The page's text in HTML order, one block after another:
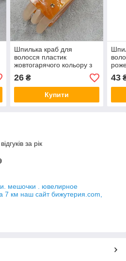
Шпилька краб для
волосся пластик
жовтогарячого кольору з
жовтими стразами, що
переливаються, розмір
50х35 мм
26₴
Купити
із
43
за рік
мешочки . ювелирное
7 км наш сайт бижутерия.com,